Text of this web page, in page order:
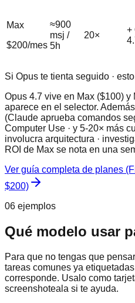
Max
$200/mes
≈900
msj /
5h
20×
+
Si Opus te tienta seguido ·
Opus 4.7 vive en Max ($100) y
aparece en el selector.
(Claude aprueba comandos
Computer Use · y 5-20× más
involucra arquitectura ·
ROI de Max se nota en una
Ver guía completa de planes
$200)
06 ejemplos
Qué modelo usar
Para que no tengas que
tareas comunes ya
corresponde. Usalo como
screenshoteala si te ayuda.